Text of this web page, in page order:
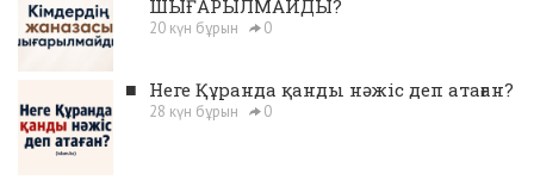
ШЫҒАРЫЛМАЙДЫ?
20 күн бұрын 0
■ Неге Құранда қанды нәжіс деп атаған?
28 күн бұрын 0